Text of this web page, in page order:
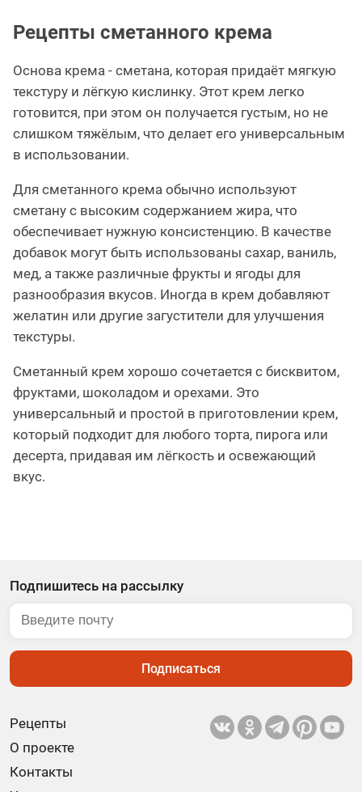
Рецепты сметанного крема
Основа крема - сметана, которая придаёт мягкую
текстуру и лёгкую кислинку. Этот крем легко
готовится, при этом он получается густым, но не
слишком тяжёлым, что делает его универсальным
в использовании.
Для сметанного крема обычно используют
сметану с высоким содержанием жира, что
обеспечивает нужную консистенцию. В качестве
добавок могут быть использованы сахар, ваниль,
мед, а также различные фрукты и ягоды для
разнообразия вкусов. Иногда в крем добавляют
желатин или другие загустители для улучшения
текстуры.
Сметанный крем хорошо сочетается с бисквитом,
фруктами, шоколадом и орехами. Это
универсальный и простой в приготовлении крем,
который подходит для любого торта, пирога или
десерта, придавая им лёгкость и освежающий
вкус.
Рецепты
О проекте
Контакты
Подпишитесь на рассылку
Подписаться